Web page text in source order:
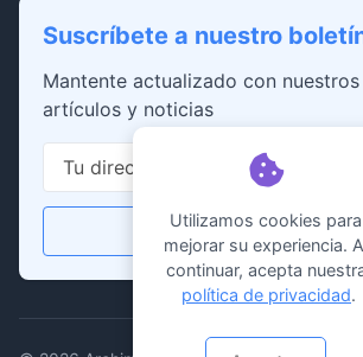
Suscríbete a nuestro
Mantente actualizado con
artículos y noticias
Suscribirse
Utilizamos cookies para
mejorar su experiencia.
continuar, acepta
política de privacidad.